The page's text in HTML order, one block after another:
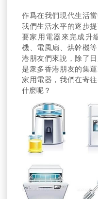
作爲在我們現代生活
我們生活水平的逐步
要家用電器來完成升
機、電風扇、烘幹機
港朋友們來說，除了
是衆多香港朋友的集
家用電器，我們在寄
什麽呢？